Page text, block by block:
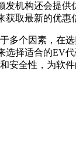
发机构还会提供
获取最新的优惠
多个因素，在
选择适合的EV
安全性，为软